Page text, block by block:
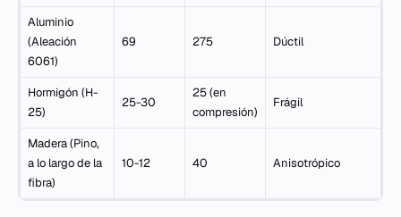
Aluminio
(Aleación
6061)
69 275 Dúctil
Hormigón (H-
25)
25-30
25 (en
compresión)
Frágil
Madera (Pino,
a lo largo de la
fibra)
10-12 40 Anisotrópico